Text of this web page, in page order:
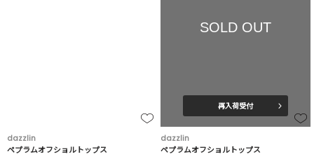
dazzlin
ペプラムオフショルトップス
SOLD OUT
再入荷受付
dazzlin
ペプラムオフショルトップス